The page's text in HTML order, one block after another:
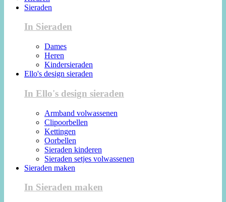
Sieraden
In Sieraden
Dames
Heren
Kindersieraden
Ello's design sieraden
In Ello's design sieraden
Armband volwassenen
Clipoorbellen
Kettingen
Oorbellen
Sieraden kinderen
Sieraden setjes volwassenen
Sieraden maken
In Sieraden maken